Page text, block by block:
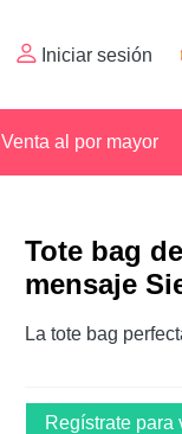
Iniciar sesión
Venta al por mayor
Tote bag
mensaje
La tote bag
Regístrate para